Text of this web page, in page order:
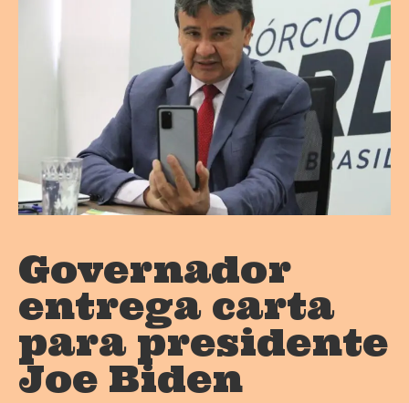
Governador
entrega carta
para presidente
Joe Biden